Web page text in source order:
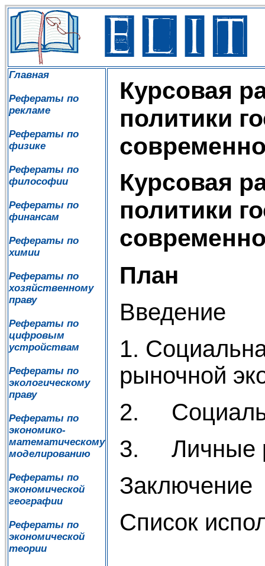
Главная
Рефераты по
рекламе
Рефераты по
физике
Рефераты по
философии
Рефераты по
финансам
Рефераты по
химии
Рефераты по
хозяйственному
праву
Рефераты по
цифровым
устройствам
Рефераты по
экологическому
праву
Рефераты по
экономико-
математическому
моделированию
Рефераты по
экономической
географии
Рефераты по
экономической
теории
Курсовая
политики
Курсовая
политики
План
Введение
1.
рыночной
2.
3. Личные
Заключение
Список